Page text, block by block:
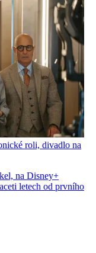
roli, divadlo na
na Disney+
letech od prvního